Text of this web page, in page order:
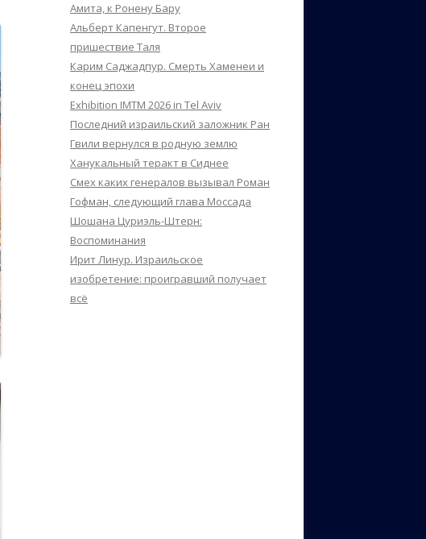
Амита, к Ронену Бару
Альберт Капенгут. Второе
пришествие Таля
Карим Саджадпур. Смерть Хаменеи и
конец эпохи
Exhibition IMTM 2026 in Tel Aviv
Последний израильский заложник Ран
Гвили вернулся в родную землю
Ханукальный теракт в Сиднее
Смех каких генералов вызывал Роман
Гофман, следующий глава Моссада
Шошана Цуриэль-Штерн:
Воспоминания
Ирит Линур. Израильское
изобретение: проигравший получает
всё